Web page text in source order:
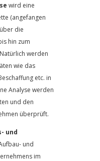
wird eine
(angefangen
die
hin zum
werden
wie das
etc. in
Analyse werden
und den
überprüft.
und
und
im